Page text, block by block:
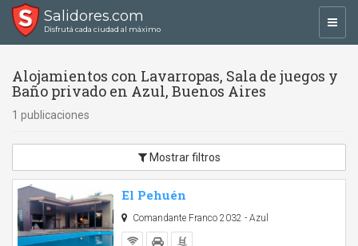
Salidores.com
Disfrutá cada ciudad al máximo
Alojamientos con Lavarropas, Sala de juegos y
Baño privado en Azul, Buenos Aires
1 publicaciones
Mostrar filtros
El Pehuén
Comandante Franco 2032 - Azul